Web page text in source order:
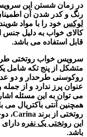
در زمان شستن این سرویس
رنگ و کدر شدن آن
لوکس خود را با مواد
کالای خواب به دلیل جنس
قابل استفاده می باشد.
سرویس خواب روتختی
متشکل از پنج تکه شامل
روکوسنی طرحدار و دو
عنوان پرز ندارد و از
می توان به این مسئله
همچنین آنتی باکتریال می
روتختی از برند Carina،
این روتختی یک نفره
باشد.